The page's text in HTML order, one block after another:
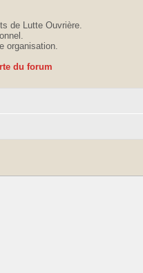
de Lutte Ouvrière.
organisation.
du forum